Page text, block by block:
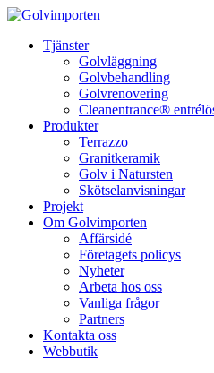
Tjänster
Golvläggning
Golvbehandling
Golvrenovering
Cleanentrance®
Produkter
Terrazzo
Granitkeramik
Golv i Natursten
Skötselanvisningar
Projekt
Om Golvimporten
Affärsidé
Företagets policys
Nyheter
Arbeta hos oss
Vanliga frågor
Partners
Kontakta oss
Webbutik